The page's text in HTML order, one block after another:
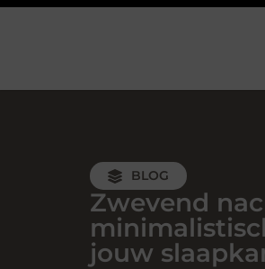
BLOG
Zwevend
jouw